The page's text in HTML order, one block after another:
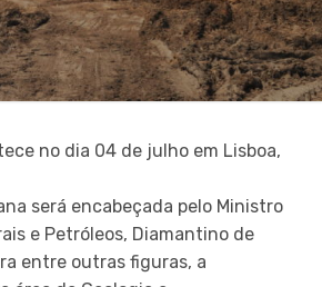
no dia 04 de julho em Lisboa,
será encabeçada pelo Ministro
e Petróleos, Diamantino de
entre outras figuras, a